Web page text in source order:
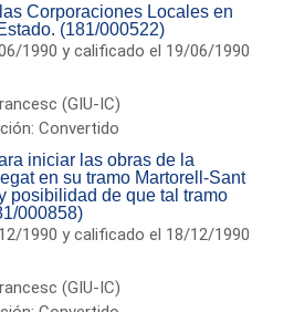
Corporaciones Locales en
(181/000522)
1990 y calificado el 19/06/1990
(GIU-IC)
Convertido
iniciar las obras de la
en su tramo Martorell-Sant
posibilidad de que tal tramo
000858)
1990 y calificado el 18/12/1990
(GIU-IC)